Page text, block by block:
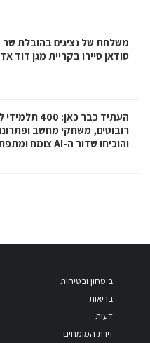
משלחת של נציגים בהובלת שר
סודאן סיירו בקריית מגן דוד
העתיד כבר כאן:
רובוטים, משחקי מחשב
והוכיחו שדור ה-AI צומח ומתפתח בעיר
ביטחון ובטיחות
בריאות
דעות
זירת המומחים